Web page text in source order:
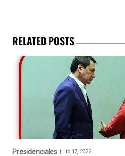
RELATED POSTS
Presidenciales julio 17, 2022